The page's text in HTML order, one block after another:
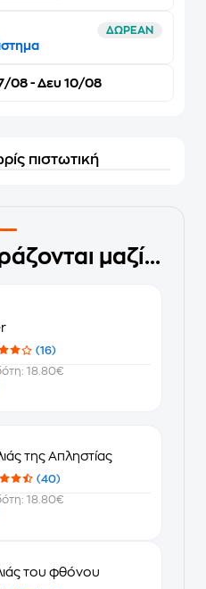
ΔΩΡΕΑΝ
08 - Δευ 10/08
πιστωτική
μαζί...
(16)
18.80€
της Απληστίας
(40)
18.80€
του φθόνου